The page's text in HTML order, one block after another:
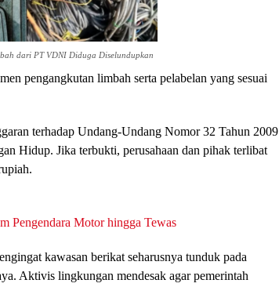
dari PT VDNI Diduga Diselundupkan
pengangkutan limbah serta pelabelan yang sesuai
terhadap Undang-Undang Nomor 32 Tahun 2009
Hidup. Jika terbukti, perusahaan dan pihak terlibat
Pengendara Motor hingga Tewas
kawasan berikat seharusnya tunduk pada
Aktivis lingkungan mendesak agar pemerintah